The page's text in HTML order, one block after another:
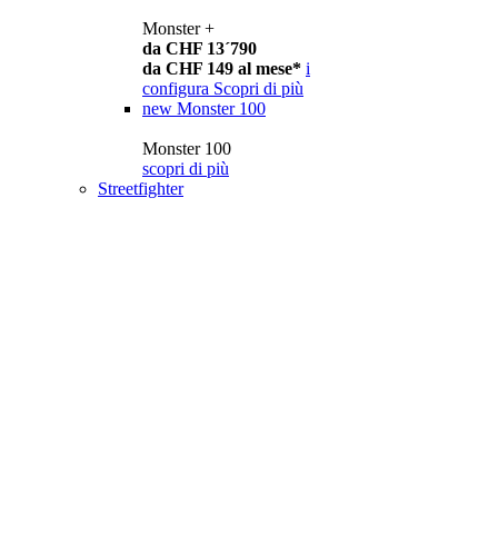
Monster +
da CHF 13´790
da CHF 149 al mese* i
configura Scopri di più
new Monster 100
Monster 100
scopri di più
Streetfighter